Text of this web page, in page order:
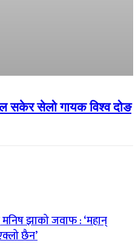
सकेर सेलो गायक विश्व दोङ
मनिष झाको जवाफ : ‘महान्
छैन’